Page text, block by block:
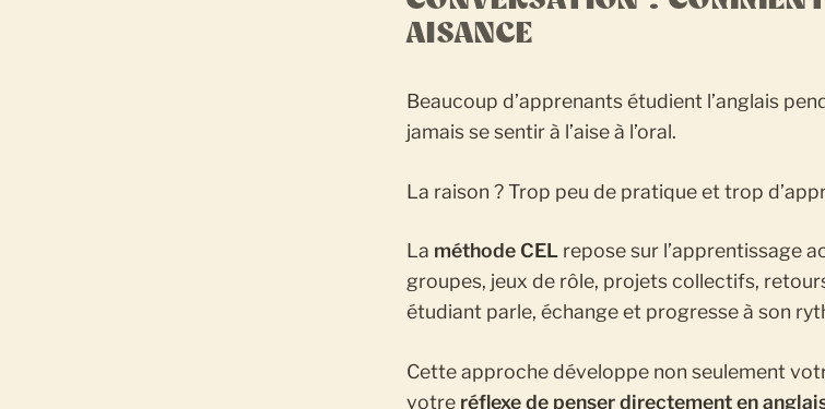
AISANCE
Beaucoup d’apprenants étudient l’anglais
jamais se sentir à l’aise à l’oral.
La raison ? Trop peu de pratique et trop
La méthode CEL repose sur l’apprentissage
groupes, jeux de rôle, projets collectifs,
étudiant parle, échange et progresse à son
Cette approche développe non seulement
votre réflexe de penser directement en